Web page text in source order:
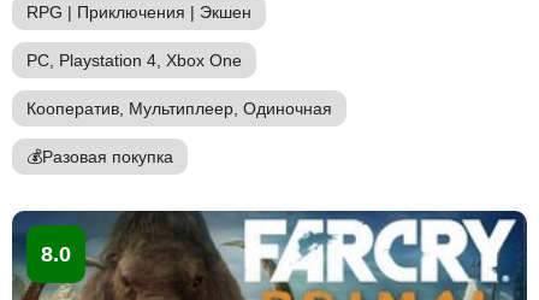
RPG | Приключения | Экшен
PC, Playstation 4, Xbox One
Кооператив, Мультиплеер, Одиночная
💰Разовая покупка
8.0